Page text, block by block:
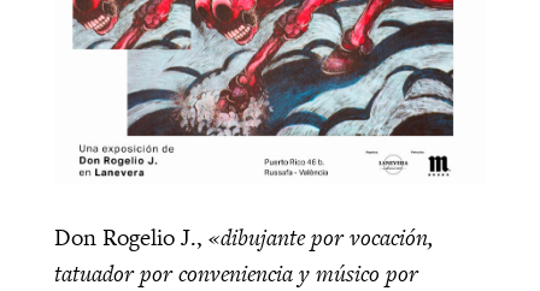
Don Rogelio J., «dibujante por vocación,
tatuador por conveniencia y músico por